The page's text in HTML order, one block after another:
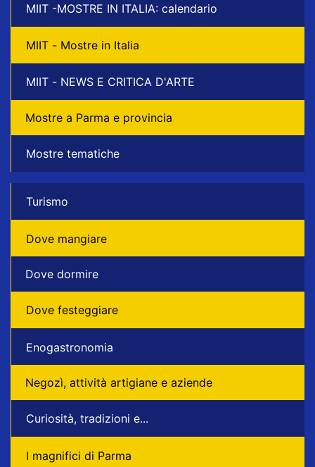
MIIT -MOSTRE IN ITALIA: calendario
MIIT - Mostre in Italia
MIIT - NEWS E CRITICA D'ARTE
Mostre a Parma e provincia
Mostre tematiche
Turismo
Dove mangiare
Dove dormire
Dove festeggiare
Enogastronomia
Negozì, attività artigiane e aziende
Curiosità, tradizioni e...
I magnifici di Parma